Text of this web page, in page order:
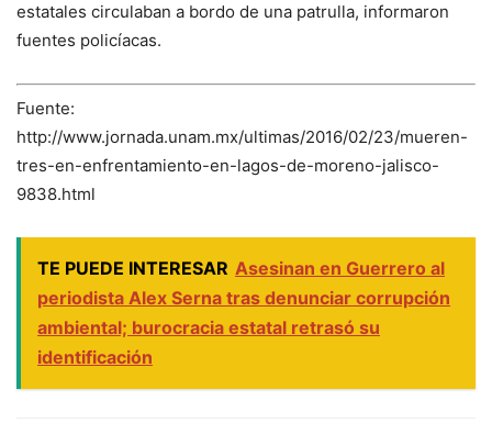
estatales circulaban a bordo de una patrulla, informaron
fuentes policíacas.
Fuente:
http://www.jornada.unam.mx/ultimas/2016/02/23/mueren-
tres-en-enfrentamiento-en-lagos-de-moreno-jalisco-
9838.html
TE PUEDE INTERESAR Asesinan en Guerrero al
periodista Alex Serna tras denunciar corrupción
ambiental; burocracia estatal retrasó su
identificación